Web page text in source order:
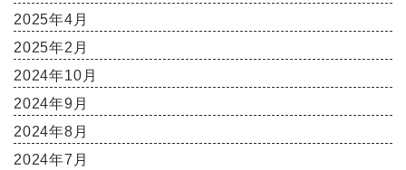
2025年4月
2025年2月
2024年10月
2024年9月
2024年8月
2024年7月